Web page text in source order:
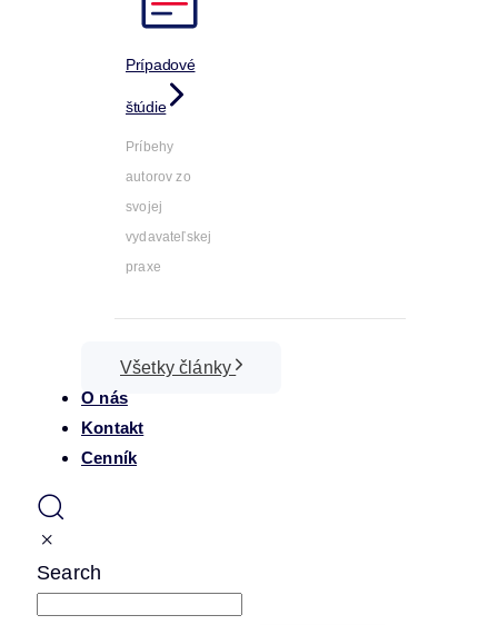
Prípadové
štúdie
Príbehy
autorov zo
svojej
vydavateľskej
praxe
Všetky články
O nás
Kontakt
Cenník
Search